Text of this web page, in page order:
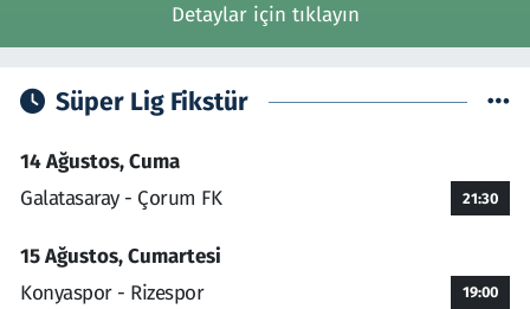
Detaylar için tıklayın
Süper Lig Fikstür
14 Ağustos, Cuma
Galatasaray - Çorum FK
21:30
15 Ağustos, Cumartesi
Konyaspor - Rizespor
19:00